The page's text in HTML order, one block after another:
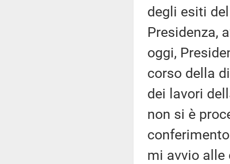
degli esiti
Presidenza,
oggi,
corso della
dei lavori
non si è
mi avvio alle